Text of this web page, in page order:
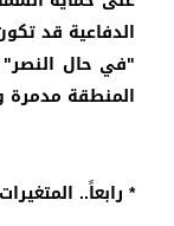
الدفاعية قد
"في حال النصر"
المنطقة مدمرة
* رابعاً..